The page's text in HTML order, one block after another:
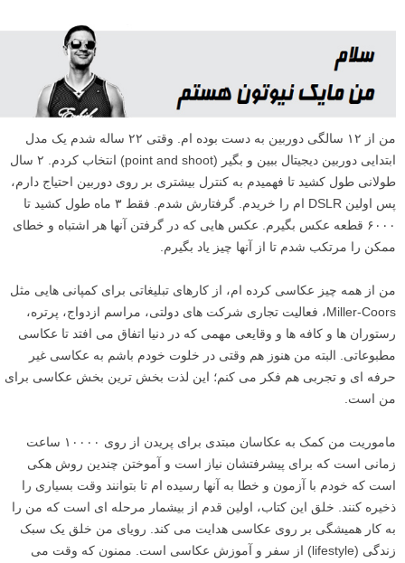
من از ۱۲ سالگی دوربین به دست بوده ام. وقتی ۲۲ ساله شدم یک مدل
ابتدایی دوربین دیجیتال ببین و بگیر (point and shoot) انتخاب کردم. ۲ سال
طولانی طول کشید تا فهمیدم به کنترل بیشتری بر روی دوربین احتیاج دارم،
پس اولین DSLR ام را خریدم. گرفتارش شدم. فقط ۳ ماه طول کشید تا
۶۰۰۰ قطعه عکس بگیرم. عکس هایی که در گرفتن آنها هر اشتباه و خطای
ممکن را مرتکب شدم تا از آنها چیز یاد بگیرم.
من از همه چیز عکاسی کرده ام، از کارهای تبلیغاتی برای کمپانی هایی مثل
Miller-Coors، فعالیت تجاری شرکت های دولتی، مراسم ازدواج، پرتره،
رستوران ها و کافه ها و وقایعی مهمی که در دنیا اتفاق می افتد تا عکاسی
مطبوعاتی. البته من هنوز هم وقتی در خلوت خودم باشم به عکاسی غیر
حرفه ای و تجربی هم فکر می کنم؛ این لذت بخش ترین بخش عکاسی برای
من است.
ماموریت من کمک به عکاسان مبتدی برای پریدن از روی ۱۰۰۰۰ ساعت
زمانی است که برای پیشرفتشان نیاز است و آموختن چندین روش هکی
است که خودم با آزمون و خطا به آنها رسیده ام تا بتوانند وقت بسیاری را
ذخیره کنند. خلق این کتاب، اولین قدم از بیشمار مرحله ای است که من را
به کار همیشگی بر روی عکاسی هدایت می کند. رویای من خلق یک سبک
زندگی (lifestyle) از سفر و آموزش عکاسی است. ممنون که وقت می